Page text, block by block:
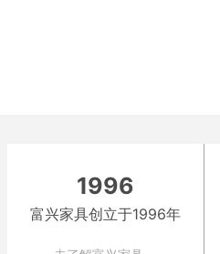
1996
富兴家具创立于1996年